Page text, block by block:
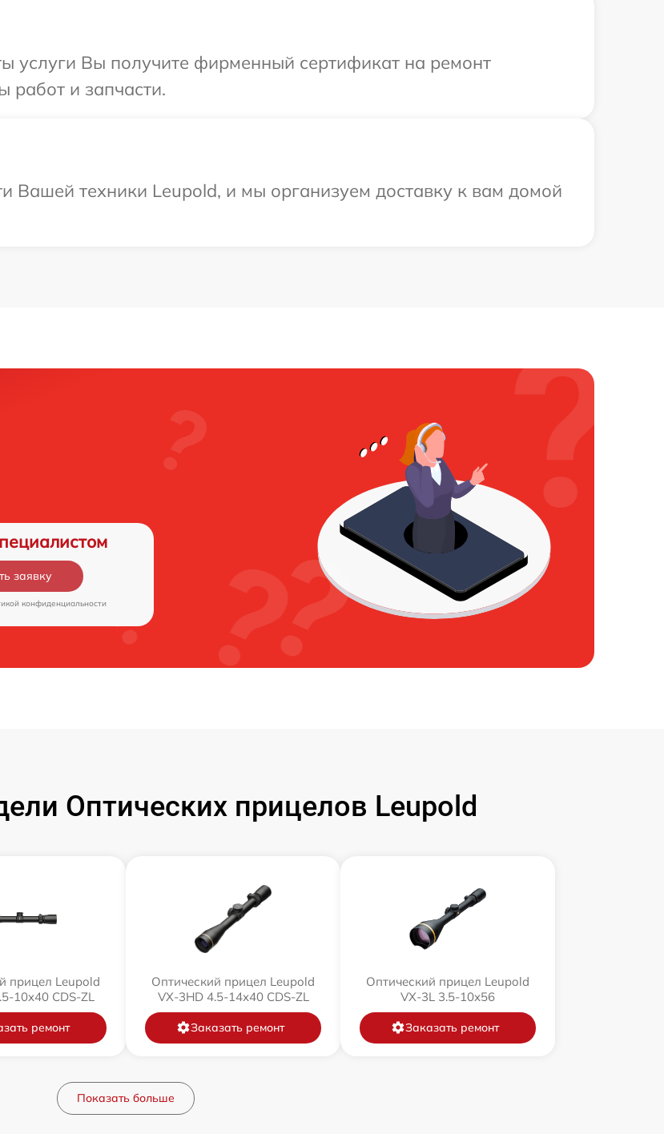
услуги Вы получите фирменный сертификат на ремонт
работ и запчасти.
Вашей техники Leupold, и мы организуем доставку к вам домой
заявку
конфиденциальности
Оптических прицелов Leupold
прицел Leupold
10x40 CDS-ZL
ремонт
Оптический прицел Leupold
VX-3HD 4.5-14x40 CDS-ZL
Заказать ремонт
Оптический прицел Leupold
VX-3L 3.5-10x56
Заказать ремонт
Показать больше